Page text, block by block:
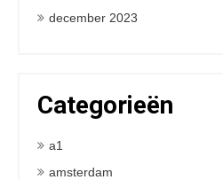
december 2023
Categorieën
a1
amsterdam